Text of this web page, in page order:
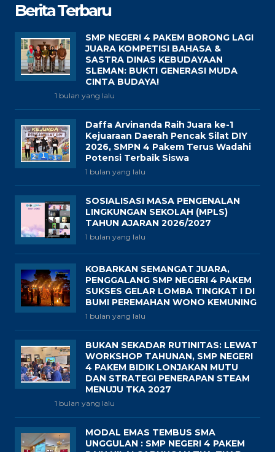
Berita Terbaru
SMP NEGERI 4 PAKEM BORONG LAGI
JUARA KOMPETISI BAHASA &
SASTRA DINAS KEBUDAYAAN
SLEMAN: BUKTI GENERASI MUDA
CINTA BUDAYA!
1 bulan yang lalu
Daffa Arvinanda Raih Juara ke-1
Kejuaraan Daerah Pencak Silat DIY
2026, SMPN 4 Pakem Terus Wadahi
Potensi Terbaik Siswa
1 bulan yang lalu
SOSIALISASI MASA PENGENALAN
LINGKUNGAN SEKOLAH (MPLS)
TAHUN AJARAN 2026/2027
1 bulan yang lalu
KOBARKAN SEMANGAT JUARA,
PENGGALANG SMP NEGERI 4 PAKEM
SUKSES GELAR LOMBA TINGKAT I DI
BUMI PEREMAHAN WONO KEMUNING
1 bulan yang lalu
BUKAN SEKADAR RUTINITAS: LEWAT
WORKSHOP TAHUNAN, SMP NEGERI
4 PAKEM BIDIK LONJAKAN MUTU
DAN STRATEGI PENERAPAN STEAM
MENUJU TKA 2027
1 bulan yang lalu
MODAL EMAS TEMBUS SMA
UNGGULAN : SMP NEGERI 4 PAKEM